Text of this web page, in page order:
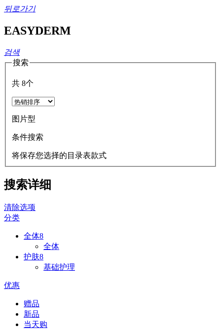
뒤로가기
EASYDERM
검색
搜索
共 8个
图片型
条件搜索
将保存您选择的目录表款式
搜索详细
清除选项
分类
全体8
全体
护肤8
基础护理
优惠
赠品
新品
当天购